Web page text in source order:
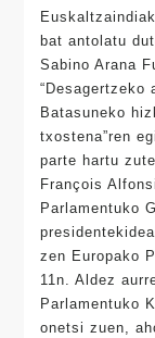
bat antolatu
Sabino Arana
“Desagertzeko
Batasuneko
txostena”ren
parte hartu
François
Parlamentuko
zen Europako
11n. Aldez
Parlamentuko
onetsi zuen,